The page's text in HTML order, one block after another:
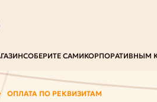
СОБЕРИТЕ САМИКОРПОРАТИВНЫМ
ОПЛАТА ПО РЕКВИЗИТАМ